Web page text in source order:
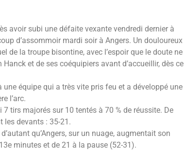
avoir subi une défaite vexante vendredi dernier à
d’assommoir mardi soir à Angers. Un douloureux
de la troupe bisontine, avec l’espoir que le doute ne
et de ses coéquipiers avant d’accueillir, dès ce
équipe qui a très vite pris feu et a développé une
l’arc.
tirs majorés sur 10 tentés à 70 % de réussite. De
les devants : 35-21.
qu’Angers, sur un nuage, augmentait son
minutes et de 21 à la pause (52-31).